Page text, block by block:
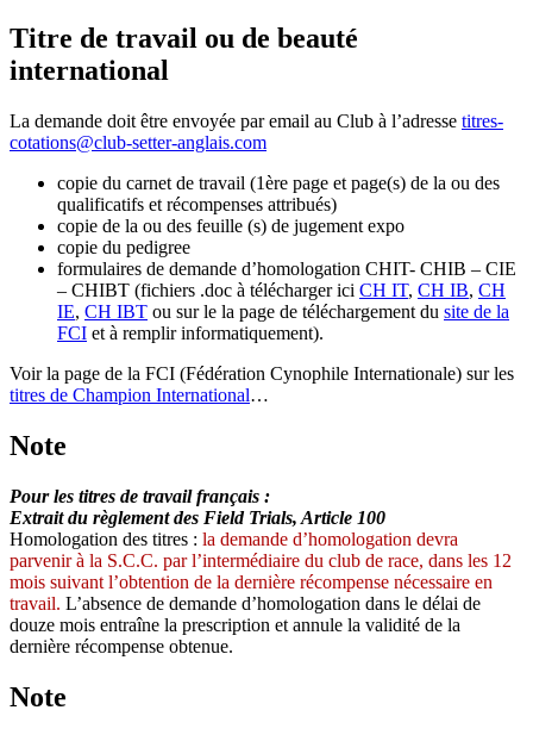
Titre de travail ou de beauté
international
La demande doit être envoyée par email au Club à l’adresse titres-
cotations@club-setter-anglais.com
copie du carnet de travail (1ère page et page(s) de la ou des
qualificatifs et récompenses attribués)
copie de la ou des feuille (s) de jugement expo
copie du pedigree
formulaires de demande d’homologation CHIT- CHIB – CIE
– CHIBT (fichiers .doc à télécharger ici CH IT, CH IB, CH
IE, CH IBT ou sur le la page de téléchargement du site de la
FCI et à remplir informatiquement).
Voir la page de la FCI (Fédération Cynophile Internationale) sur les
titres de Champion International…
Note
Pour les titres de travail français :
Extrait du règlement des Field Trials, Article 100
Homologation des titres : la demande d’homologation devra
parvenir à la S.C.C. par l’intermédiaire du club de race, dans les 12
mois suivant l’obtention de la dernière récompense nécessaire en
travail. L’absence de demande d’homologation dans le délai de
douze mois entraîne la prescription et annule la validité de la
dernière récompense obtenue.
Note